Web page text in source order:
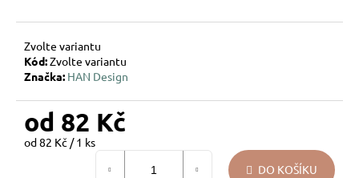
Zvolte variantu
Kód:Zvolte variantu
Značka: HAN Design
od 82 Kč
Měrná
od 82 Kč / 1 ks
DO KOŠÍKU
KOULE
PŘÍRODNÍ
KRESBA
139
Kč